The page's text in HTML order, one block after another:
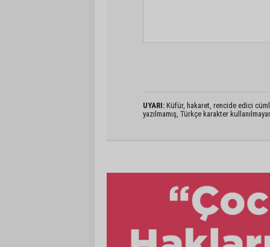
UYARI: Küfür, hakaret, rencide edici
yazılmamış, Türkçe karakter